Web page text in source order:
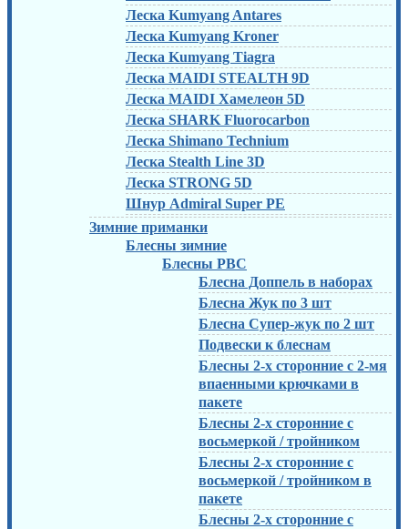
Леска Kumyang Antares
Леска Kumyang Kroner
Леска Kumyang Tiagra
Леска MAIDI STEALTH 9D
Леска MAIDI Хамелеон 5D
Леска SHARK Fluorocarbon
Леска Shimano Technium
Леска Stealth Line 3D
Леска STRONG 5D
Шнур Admiral Super PE
Зимние приманки
Блесны зимние
Блесны РВС
Блесна Доппель в наборах
Блесна Жук по 3 шт
Блесна Супер-жук по 2 шт
Подвески к блеснам
Блесны 2-х сторонние с 2-мя
впаенными крючками в
пакете
Блесны 2-х сторонние с
восьмеркой / тройником
Блесны 2-х сторонние с
восьмеркой / тройником в
пакете
Блесны 2-х сторонние с